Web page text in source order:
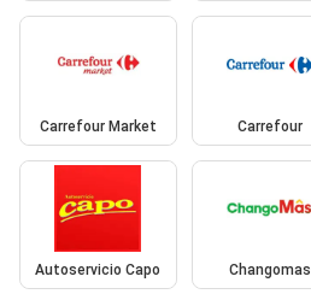
Carrefour Market Carrefour
Autoservicio Capo Changomas